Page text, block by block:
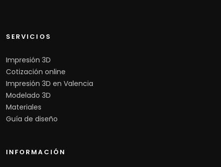
SERVICIOS
Impresión 3D
Cotización online
Impresión 3D en Valencia
Modelado 3D
Materiales
Guía de diseño
INFORMACIÓN